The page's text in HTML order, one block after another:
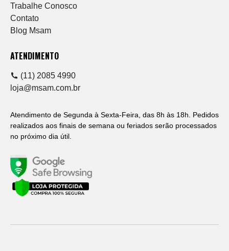
Trabalhe Conosco
Contato
Blog Msam
ATENDIMENTO
(11) 2085 4990
loja@msam.com.br
Atendimento de Segunda à Sexta-Feira, das 8h às 18h. Pedidos
realizados aos finais de semana ou feriados serão processados
no próximo dia útil.